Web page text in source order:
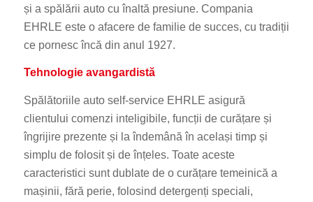
și a spălării auto cu înaltă presiune. Compania
EHRLE este o afacere de familie de succes, cu tradiții
ce pornesc încă din anul 1927.
Tehnologie avangardistă
Spălătoriile auto self-service EHRLE asigură
clientului comenzi inteligibile, funcții de curățare și
îngrijire prezente și la îndemână în același timp și
simplu de folosit și de înțeles. Toate aceste
caracteristici sunt dublate de o curățare temeinică a
mașinii, fără perie, folosind detergenți speciali,